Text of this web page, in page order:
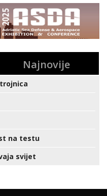
Najnovije
na testu
svijet